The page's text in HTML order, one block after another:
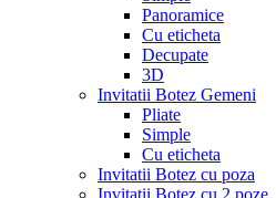
Panoramice
Cu eticheta
Decupate
3D
Invitatii Botez Gemeni
Pliate
Simple
Cu eticheta
Invitatii Botez cu poza
Invitatii Botez cu 2 poze